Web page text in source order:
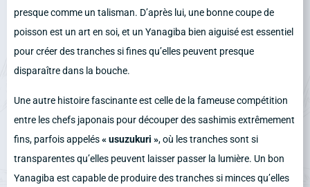
presque comme un talisman. D’après lui, une bonne coupe de
poisson est un art en soi, et un Yanagiba bien aiguisé est essentiel
pour créer des tranches si fines qu’elles peuvent presque
disparaître dans la bouche.
Une autre histoire fascinante est celle de la fameuse compétition
entre les chefs japonais pour découper des sashimis extrêmement
fins, parfois appelés« usuzukuri », où les tranches sont si
transparentes qu’elles peuvent laisser passer la lumière. Un bon
Yanagiba est capable de produire des tranches si minces qu’elles